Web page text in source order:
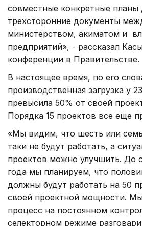
совместные конкретные планы
трехсторонние документы
министерством, акиматом и
предприятий», - рассказал
конференции в Правительстве.
В настоящее время, по его
производственная загрузка у
превысила 50% от своей
Порядка 15 проектов все еще
«Мы видим, что шесть или
таки не будут работать, а
проектов можно улучшить. До
года мы планируем, что
должны будут работать на 50
своей проектной мощности.
процесс на постоянном
селекторном режиме